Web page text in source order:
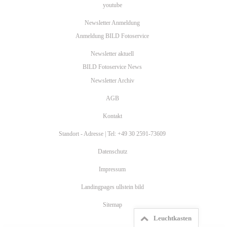
youtube
Newsletter Anmeldung
Anmeldung BILD Fotoservice
Newsletter aktuell
BILD Fotoservice News
Newsletter Archiv
AGB
Kontakt
Standort - Adresse | Tel: +49 30 2591-73609
Datenschutz
Impressum
Landingpages ullstein bild
Sitemap
Leuchtkasten